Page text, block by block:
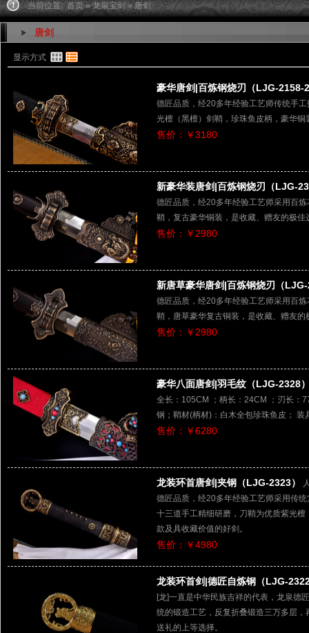
当前位置: 首页»龙泉宝剑 » 唐剑
唐剑
显示方式
豪华唐剑|百炼钢烧刃（LJG-2158-
德匠品质，经20多年经验工艺师传统手
光檀（黑檀）剑鞘，珍珠鱼皮柄，豪华
售价：￥3180
新豪华装唐剑|百炼钢烧刃（LJG-
德匠品质，经20多年经验工艺师采用百
鞘，复古豪华铜装，是收藏、赠友的极佳
售价：￥2980
新唐草豪华唐剑|百炼钢烧刃（
德匠品质，经20多年经验工艺师采用百
鞘，唐草豪华复古铜装，是收藏、赠友的
售价：￥2980
豪华八面唐剑|羽毛纹（LJG-2328
全长：105CM ；柄长：24CM ；刃长：
钢；鞘材(柄材)：白木全包珍珠鱼皮； 装
售价：￥6280
龙装环首唐剑|夹钢（LJG-2323）
德匠品质，经20多年经验工艺师采用传
十三道手工精细研磨，刀鞘为优质紫光
款及具收藏价值的好剑。
售价：￥4980
龙装环首剑|德匠自炼钢（LJG-
[龙]一直是中华民族吉祥的代表，龙泉德
统的锻造工艺，反复折叠锻造三万多层
送礼的上等选择。